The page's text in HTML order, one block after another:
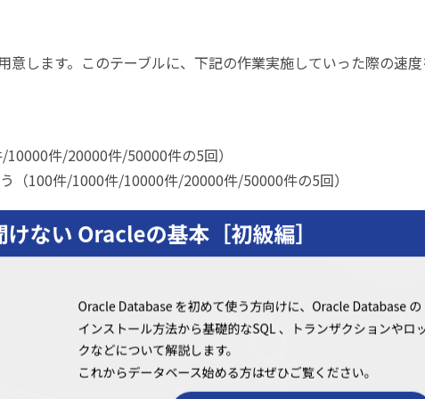
意します。このテーブルに、下記の作業実施していった際の速
件/20000件/50000件の5回）
（100件/1000件/10000件/20000件/50000件の5回）